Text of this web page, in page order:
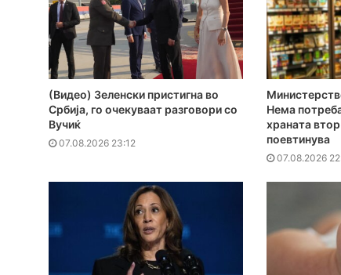
(Видео) Зеленски пристигна во
Србија, го очекуваат разговори со
Вучиќ
07.08.2026 23:12
Нема
храната
поевтинува
07.08.2026